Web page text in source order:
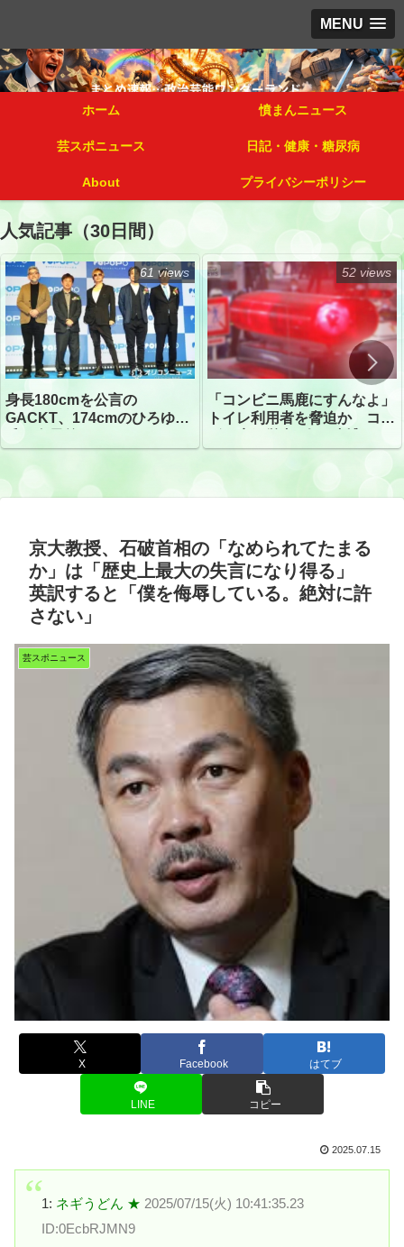
MENU
ホーム 憤まんニュース
芸スポニュース 日記・健康・糖尿病
About プライバシーポリシー
人気記事（30日間）
身長180cmを公言の
GACKT、174cmのひろゆき
トざわつき イベントでの写
61 views
「コンビニ馬鹿にすんなよ」
トイレ利用者を脅迫か コン
52 views
京大教授、石破首相の「なめられてたまる
か」は「歴史上最大の失言になり得る」
英訳すると「僕を侮辱している。絶対に許
さない」
芸スポニュース
X Facebook はてブ
LINE コピー
2025.07.15
1: ネギうどん ★ 2025/07/15(火) 10:41:35.23
ID:0EcbRJMN9